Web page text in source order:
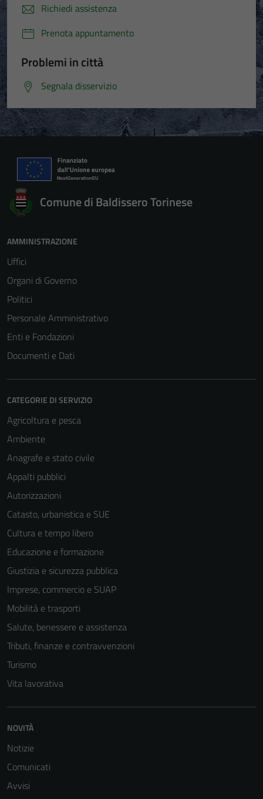
Richiedi assistenza
Prenota appuntamento
Problemi in città
Segnala disservizio
Comune di Baldissero Torinese
AMMINISTRAZIONE
Uffici
Organi di Governo
Politici
Personale Amministrativo
Enti e Fondazioni
Documenti e Dati
CATEGORIE DI SERVIZIO
Agricoltura e pesca
Ambiente
Anagrafe e stato civile
Appalti pubblici
Autorizzazioni
Catasto, urbanistica e SUE
Cultura e tempo libero
Educazione e formazione
Giustizia e sicurezza pubblica
Imprese, commercio e SUAP
Mobilità e trasporti
Salute, benessere e assistenza
Tributi, finanze e contravvenzioni
Turismo
Vita lavorativa
NOVITÀ
Notizie
Comunicati
Avvisi